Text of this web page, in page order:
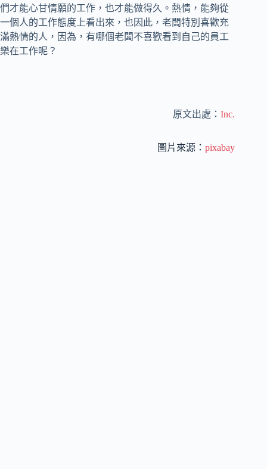
們才能心甘情願的工作，也才能做得久。熱情，能夠從
一個人的工作態度上看出來，也因此，老闆特別喜歡充
滿熱情的人，因為，有哪個老闆不喜歡看到自己的員工
樂在工作呢？
原文出處：Inc.
圖片來源：pixabay